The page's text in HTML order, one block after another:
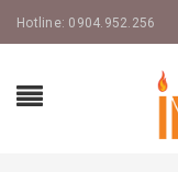
Hotline: 0904.952.256